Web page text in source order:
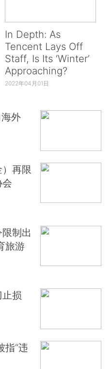
In Depth: As
Tencent Lays Off
Staff, Is Its ‘Winter’
Approaching?
2022年04月01日
外
）再限
制出
旅游
止损
指“违